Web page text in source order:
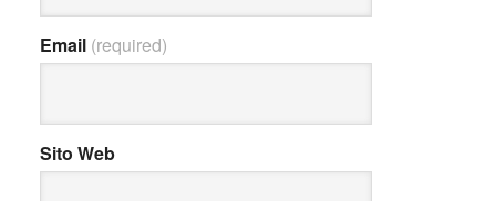
Email (required)
Sito Web